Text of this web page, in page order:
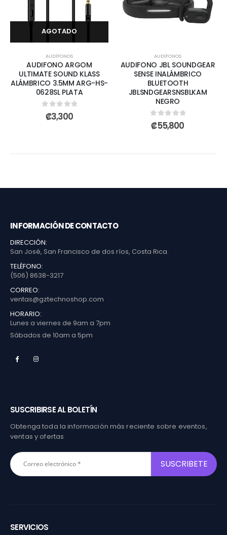
AGOTADO
AUDÍFONOS
AUDIFONO ARGOM
ULTIMATE SOUND KLASS
ALÁMBRICO 3.5MM ARG-HS-
0628SL PLATA
out of 5
₡3,300
AUDÍFONOS
AUDIFONO JBL SOUNDGEAR
SENSE INALÁMBRICO
BLUETOOTH
JBLSNDGEARSNSBLKAM
NEGRO
0out of 5
₡55,800
INFORMACIÓN DE CONTACTO
DIRECCIÓN:
San José, San Francisco de dos ríos, Costa Rica.
TELÉFONO:
(506) 8638-3217
CORREO:
ventas@gztechnoshop.com
HORARIO:
Lunes a viernes de 9am a 7pm
Sábados de 10am a 5pm
SUSCRIBIRSE AL BOLETÍN
Obtenga toda la información más reciente sobre eventos,
ventas y ofertas
SERVICIOS